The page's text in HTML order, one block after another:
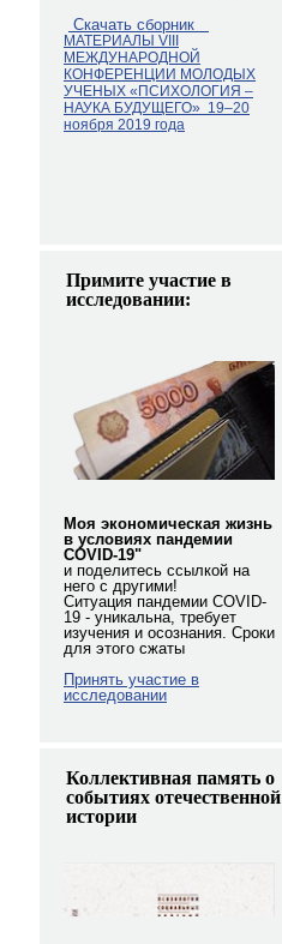
Скачать сборник
МАТЕРИАЛЫ VIII
МЕЖДУНАРОДНОЙ
КОНФЕРЕНЦИИ МОЛОДЫХ
УЧЕНЫХ «ПСИХОЛОГИЯ –
НАУКА БУДУЩЕГО» 19–20
ноября 2019 года
Примите участие в
исследовании:
Моя экономическая жизнь
в условиях пандемии
COVID-19"
и поделитесь ссылкой на
него с другими!
Ситуация пандемии COVID-
19 - уникальна, требует
изучения и осознания. Сроки
для этого сжаты
Принять участие в
исследовании
Коллективная память о
событиях отечественной
истории